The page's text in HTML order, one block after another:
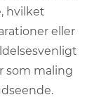
hvilket
eller
som maling